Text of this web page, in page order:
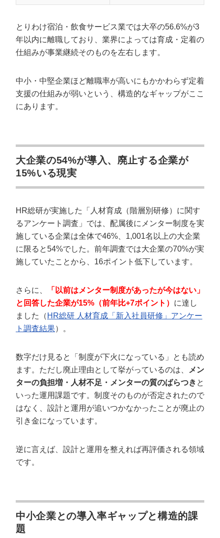
とりわけ宿泊・飲食サービス業では大卒の56.6%が3
年以内に離職しており、業界によっては育成・定着の
仕組みが事業継続そのものを左右します。
中小・中堅企業ほど離職率が高いにもかかわらず定着
支援の仕組みが弱いという、構造的なギャップがここ
にあります。
大企業の54%が導入、廃止する企業が
15%いる現実
HR総研が実施した「人材育成（階層別研修）に関す
るアンケート調査」では、配属後にメンター制度を実
施している企業は全体で46%、1,001名以上の大企業
に限ると54%でした。前年調査では大企業の70%が実
施していたことから、16ポイント低下しています。
さらに、
「以前はメンター制度があったが今はない」
と回答した企業が15%（前年比+7ポイント） に達し
ました（ HR総研 人材育成「新入社員研修」アンケー
ト調査結果）。
数字だけ見ると「制度が下火になっている」とも読め
ます。ただし廃止理由として挙がっているのは、
メン
ターの負担増・人材不足・メンターの質のばらつき と
いった運用課題です。制度そのものが否定されたので
はなく、設計と運用が追いつかなかったことが廃止の
引き金になっています。
逆に言えば、設計と運用を整えれば再評価される領域
です。
中小企業との導入率ギャップと構造的課
題